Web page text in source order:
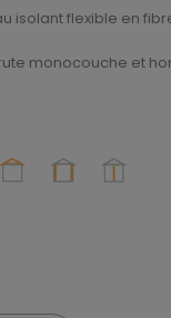
isolant flexible en
monocouche et